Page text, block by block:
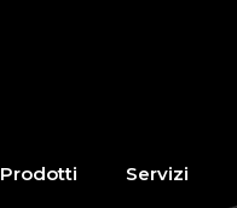
Prodotti Servizi